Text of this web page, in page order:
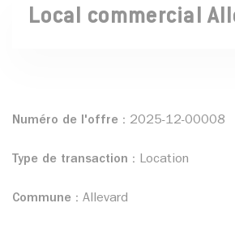
Local commercial
Numéro de l'offre : 2025-12-00008
Type de transaction : Location
Commune : Allevard